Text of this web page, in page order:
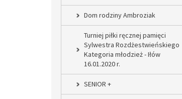
Dom rodziny Ambroziak
Turniej piłki ręcznej pamięci
Sylwestra Rozdżestwieńskiego
Kategoria młodzież - Iłów
16.01.2020 r.
SENIOR +